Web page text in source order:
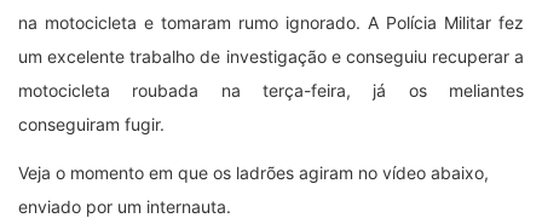
na motocicleta e tomaram rumo ignorado. A Polícia Militar fez
um excelente trabalho de investigação e conseguiu recuperar a
motocicleta roubada na terça-feira, já os meliantes
conseguiram fugir.
Veja o momento em que os ladrões agiram no vídeo abaixo,
enviado por um internauta.